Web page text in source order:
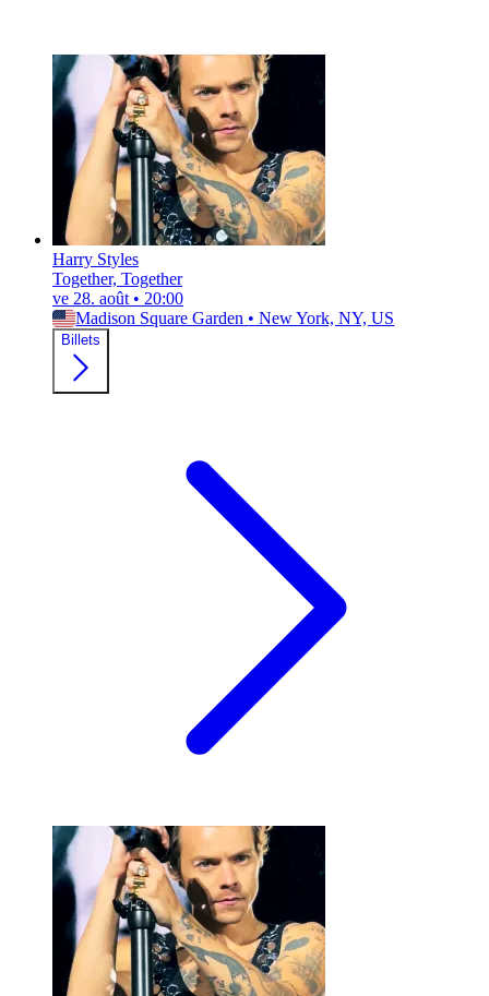
Harry Styles
Together, Together
ve 28. août • 20:00
Madison Square Garden • New York, NY, US
Billets